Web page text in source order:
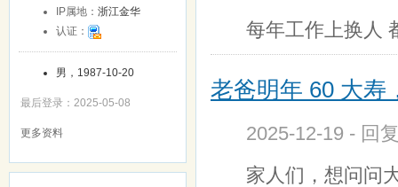
IP属地： 浙江金华
认证：
男，1987-10-20
最后登录：2025-05-08
更多资料
每年工作上换人
老爸明年 60 大寿
2025-12-19 - 回
家人们，想问问